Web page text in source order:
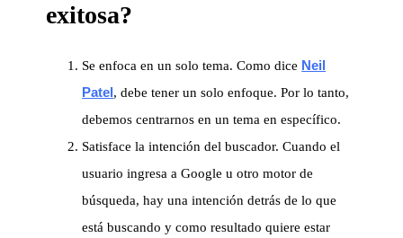
exitosa?
Se enfoca en un solo tema. Como dice Neil
Patel, debe tener un solo enfoque. Por lo tanto,
debemos centrarnos en un tema en específico.
Satisface la intención del buscador. Cuando el
usuario ingresa a Google u otro motor de
búsqueda, hay una intención detrás de lo que
está buscando y como resultado quiere estar